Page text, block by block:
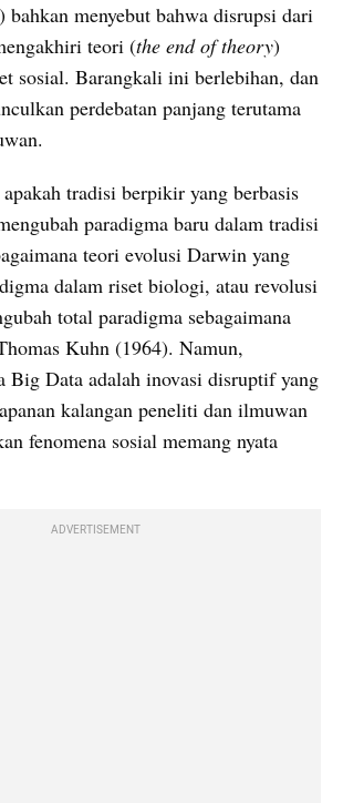
bahkan menyebut bahwa disrupsi dari
teori (the end of theory)
sosial. Barangkali ini berlebihan, dan
perdebatan panjang terutama
tradisi berpikir yang berbasis
paradigma baru dalam tradisi
teori evolusi Darwin yang
dalam riset biologi, atau revolusi
total paradigma sebagaimana
Kuhn (1964). Namun,
Big Data adalah inovasi disruptif yang
kalangan peneliti dan ilmuwan
fenomena sosial memang nyata
ADVERTISEMENT